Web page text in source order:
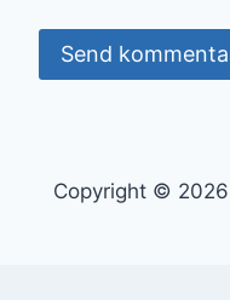
Copyright ©